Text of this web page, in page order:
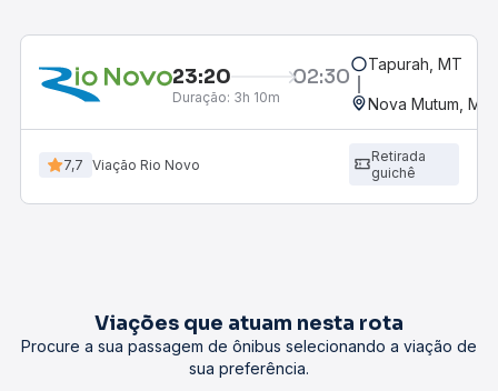
23:20 02:30
Duração: 3h 10m
Tapurah, MT
Nova Mutum, MT
7,7 Viação Rio Novo
Retirada
guichê
Viações que atuam nesta rota
Procure a sua passagem de ônibus selecionando a viação de
sua preferência.